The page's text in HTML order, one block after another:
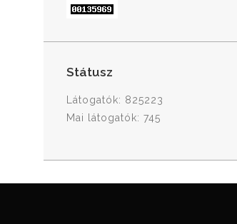
Státusz
Látogatók: 825223
Mai látogatók: 745